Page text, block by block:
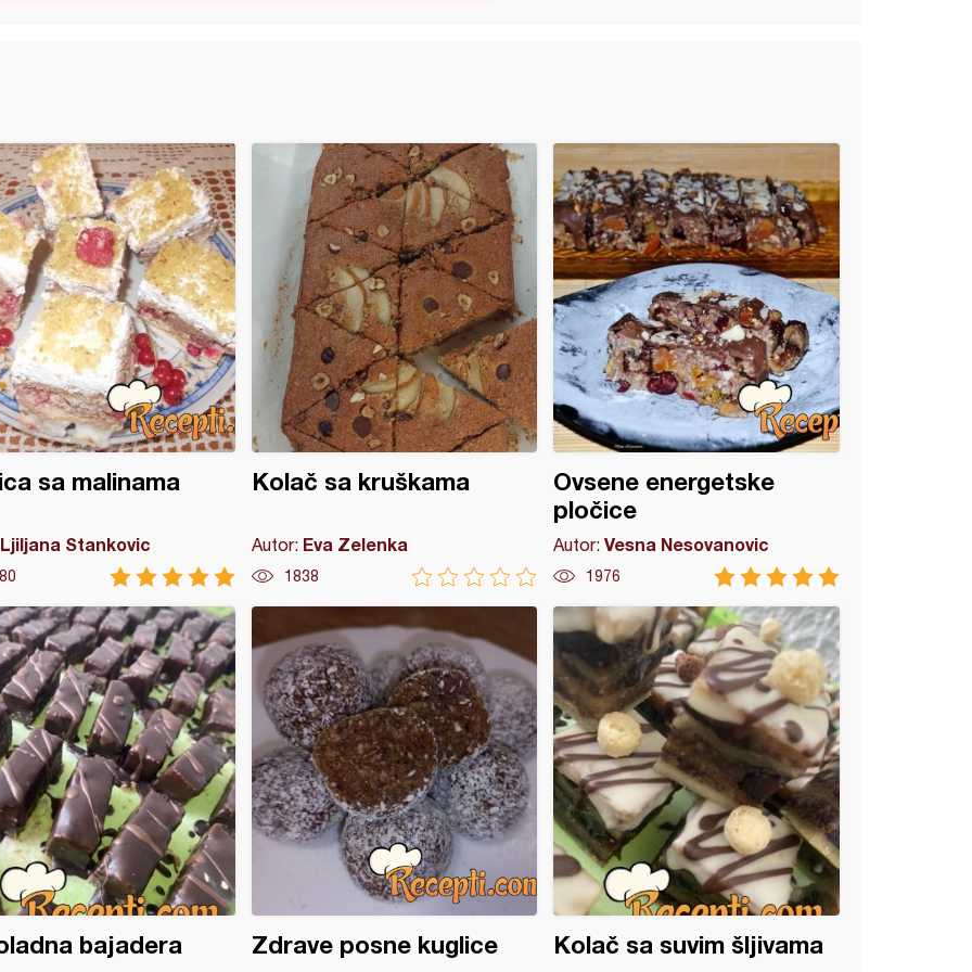
sa malinama
Ljiljana Stankovic
Kolač sa kruškama
Autor: Eva Zelenka
1838
Ovsene energetske
pločice
Autor:Vesna Nesovanovic
1976
bajadera Zdrave posne kuglice Kolač sa suvim šljivama